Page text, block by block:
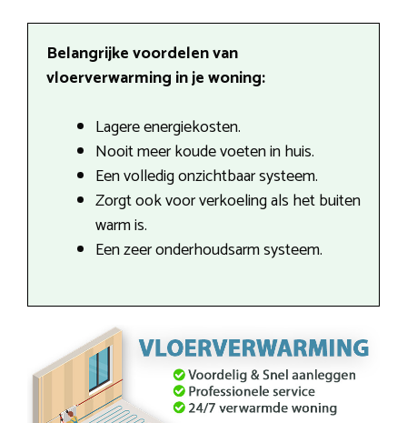
Belangrijke voordelen van
vloerverwarming in je woning:
Lagere energiekosten.
Nooit meer koude voeten in huis.
Een volledig onzichtbaar systeem.
Zorgt ook voor verkoeling als het buiten
warm is.
Een zeer onderhoudsarm systeem.